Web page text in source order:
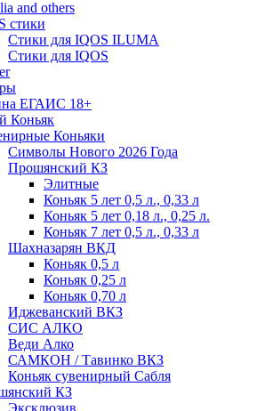
and others
стики
Стики для IQOS ILUMA
Стики для IQOS
ЕГАИС 18+
Коньяк
Коньяки
Символы Нового 2026 Года
Прошянский КЗ
Элитные
Коньяк 5 лет 0,5 л., 0,33 л
Коньяк 5 лет 0,18 л., 0,25 л.
Коньяк 7 лет 0,5 л., 0,33 л
Шахназарян ВКД
Коньяк 0,5 л
Коньяк 0,25 л
Коньяк 0,70 л
Иджеванский ВКЗ
СИС АЛКО
Веди Алко
САМКОН / Тавинко ВКЗ
Коньяк сувенирный Сабля
КЗ
Эксклюзив